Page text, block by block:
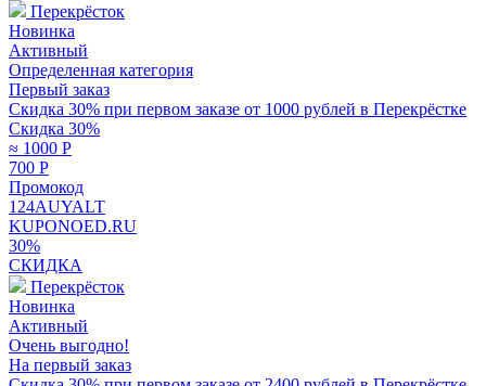
Перекрёсток
Новинка
Активный
Определенная категория
Первый заказ
Скидка 30% при первом заказе от 1000 рублей в Перекрёстке
Скидка 30%
≈ 1000 Р
700 Р
Промокод
124AUYALT
KUPONOED.RU
30%
СКИДКА
Перекрёсток
Новинка
Активный
Очень выгодно!
На первый заказ